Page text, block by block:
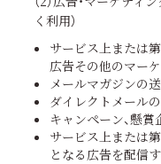
く利用）
サービス上または
広告その他のマー
メールマガジンの
ダイレクトメール
キャンペーン、懸賞
サービス上または
となる広告を配信